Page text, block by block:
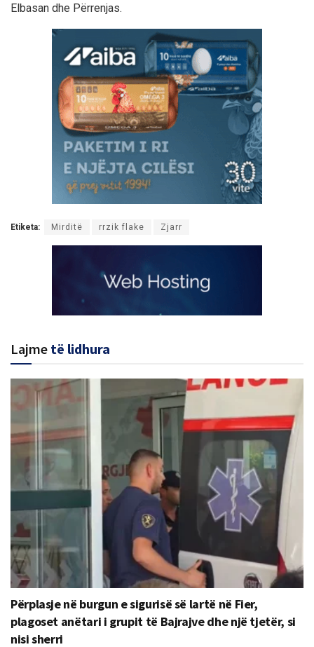
Elbasan dhe Përrenjas.
Etiketa: Mirditë rrzik flake Zjarr
Lajme të lidhura
Përplasje në burgun e sigurisë së lartë në Fier,
plagoset anëtari i grupit të Bajrajve dhe një tjetër, si
nisi sherri